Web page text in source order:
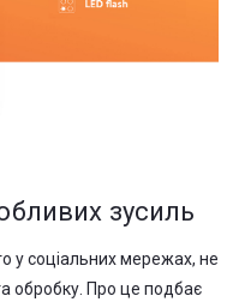
зусиль
у соціальних мережах, не
обробку. Про це подбає